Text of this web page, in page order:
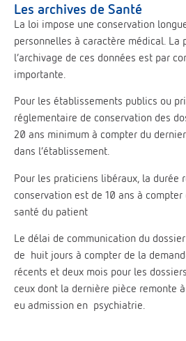
Les archives de Santé
La loi impose une conservation
personnelles à caractère médical. La
l’archivage de ces données est par
importante.
Pour les établissements publics ou
réglementaire de conservation des
20 ans minimum à compter du
dans l’établissement.
Pour les praticiens libéraux, la durée
conservation est de 10 ans à
santé du patient
Le délai de communication du
de huit jours à compter de la
récents et deux mois pour les
ceux dont la dernière pièce remonte
eu admission en psychiatrie.